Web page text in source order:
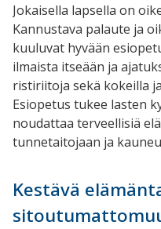
Jokaisella lapsella on
Kannustava palaute ja
kuuluvat hyvään
ilmaista itseään ja
ristiriitoja sekä kokeilla
Esiopetus tukee lasten
noudattaa terveellisiä
tunnetaitojaan ja
Kestävä